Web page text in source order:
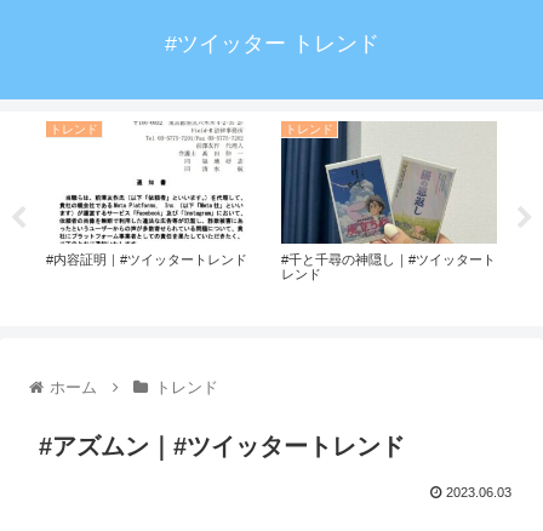
#ツイッター トレンド
トレンド
#内容証明｜#ツイッタートレンド
トレンド
#千と千尋の神隠し｜#ツイッタート
レンド
ホーム トレンド
#アズムン｜#ツイッタートレンド
2023.06.03